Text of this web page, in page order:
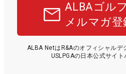
ALBAゴル
メルマガ
ALBA NetはR&Aのオフィシャルデ
USLPGAの日本公式サイト